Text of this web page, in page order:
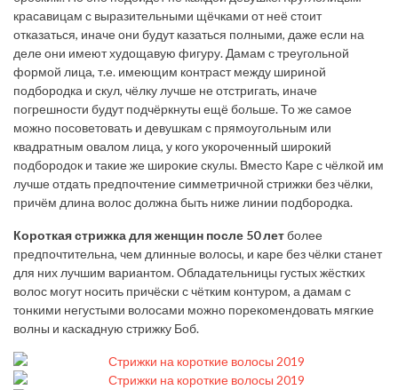
красавицам с выразительными щёчками от неё стоит
отказаться, иначе они будут казаться полными, даже если на
деле они имеют худощавую фигуру. Дамам с треугольной
формой лица, т.е. имеющим контраст между шириной
подбородка и скул, чёлку лучше не отстригать, иначе
погрешности будут подчёркнуты ещё больше. То же самое
можно посоветовать и девушкам с прямоугольным или
квадратным овалом лица, у кого укороченный широкий
подбородок и такие же широкие скулы. Вместо Каре с чёлкой им
лучше отдать предпочтение симметричной стрижки без чёлки,
причём длина волос должна быть ниже линии подбородка.
Короткая стрижка для женщин после 50 летболее
предпочтительна, чем длинные волосы, и каре без чёлки станет
для них лучшим вариантом. Обладательницы густых жёстких
волос могут носить причёски с чётким контуром, а дамам с
тонкими негустыми волосами можно порекомендовать мягкие
волны и каскадную стрижку Боб.